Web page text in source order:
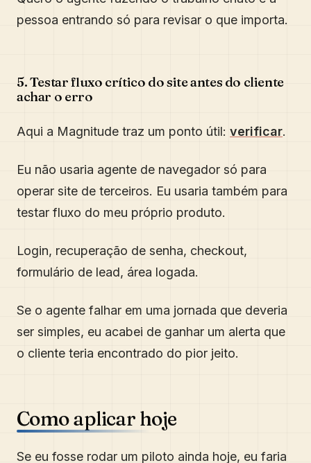
pessoa entrando só para revisar o que importa.
5. Testar fluxo crítico do site antes do cliente
achar o erro
Aqui a Magnitude traz um ponto útil: verificar.
Eu não usaria agente de navegador só para
operar site de terceiros. Eu usaria também para
testar fluxo do meu próprio produto.
Login, recuperação de senha, checkout,
formulário de lead, área logada.
Se o agente falhar em uma jornada que deveria
ser simples, eu acabei de ganhar um alerta que
o cliente teria encontrado do pior jeito.
Como aplicar hoje
Se eu fosse rodar um piloto ainda hoje, eu faria